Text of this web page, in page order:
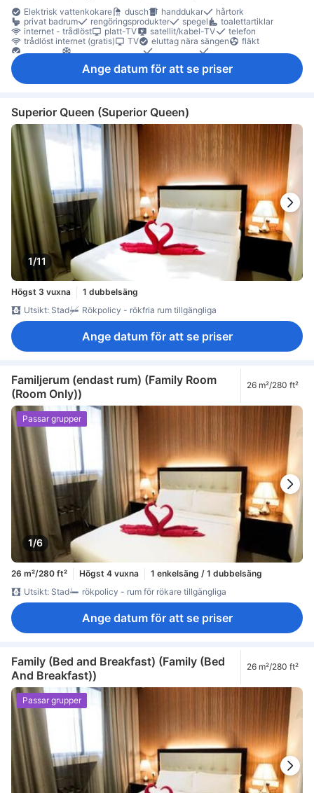
Elektrisk vattenkokare
dusch handdukar
hårtork
privat badrum
rengöringsprodukter spegel
toalettartiklar
internet - trådlöst
platt-TV satellit/kabel-TV
telefon
trådlöst internet (gratis)
TV eluttag nära sängen
fläkt
arbetsplats för bärbar dator
Fönster
Klinker-/marmorgolv
Ange datum för att se priser
Superior Queen (Superior Queen)
1/11
Högst 3 vuxna
1 dubbelsäng
Utsikt: Stad
Rökpolicy - rökfria rum tillgängliga
Ange datum för att se priser
Familjerum (endast rum) (Family Room
(Room Only))
26 m²/280 ft²
1/6
Passar grupper
26 m²/280 ft² Högst 4 vuxna
1 enkelsäng / 1 dubbelsäng
Utsikt: Stad
rökpolicy - rum för rökare tillgängliga
Ange datum för att se priser
Family (Bed and Breakfast) (Family (Bed
And Breakfast))
26 m²/280 ft²
Passar grupper